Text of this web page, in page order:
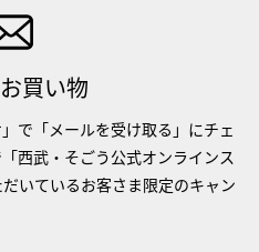
買い物
で「メールを受け取る」にチェ
西武・そごう公式オンラインス
いているお客さま限定のキャン